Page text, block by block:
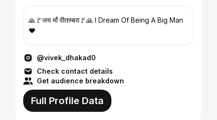
🙏🚩जय माँ पीताम्बरा🚩🙏 I Dream Of Being A Big Man
❤
@vivek_dhakad0
Check contact details
Get audience breakdown
Full Profile Data